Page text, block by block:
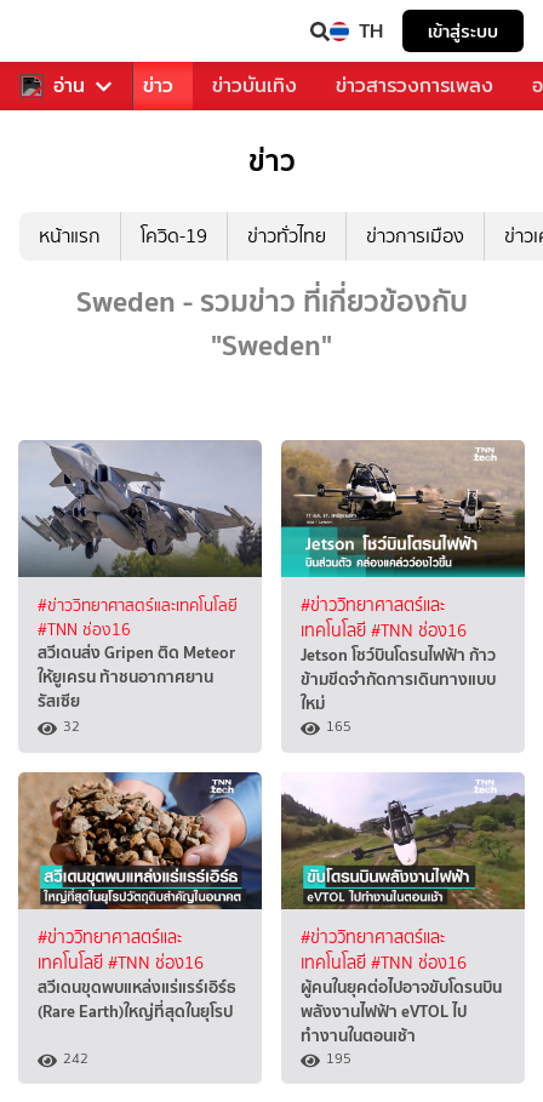
TH เข้าสู่ระบบ
อ่าน
คุณ กีฬา ข่าว ข่าวบันเทิง ข่าวสารวงการเพลง
ข่าว
หน้าแรก โควิด-19 ข่าวทั่วไทย ข่าวการเมือง ข่าว
Sweden - รวมข่าว ที่เกี่ยวข้องกับ
"Sweden"
#ข่าววิทยาศาสตร์และเทคโนโลยี
#TNN ช่อง16
สวีเดนส่ง Gripen ติด Meteor
ให้ยูเครน ท้าชนอากาศยาน
รัสเซีย
32
#ข่าววิทยาศาสตร์และ
เทคโนโลยี#TNN ช่อง16
Jetson โชว์บินโดรนไฟฟ้า ก้าว
ข้ามขีดจำกัดการเดินทางแบบ
ใหม่
165
#ข่าววิทยาศาสตร์และ
เทคโนโลยี#TNN ช่อง16
สวีเดนขุดพบแหล่งแร่แรร์เอิร์ธ
(Rare Earth)ใหญ่ที่สุดในยุโรป
242
#ข่าววิทยาศาสตร์และ
เทคโนโลยี#TNN ช่อง16
ผู้คนในยุคต่อไปอาจขับโดรนบิน
พลังงานไฟฟ้า eVTOL ไป
ทำงานในตอนเช้า
195